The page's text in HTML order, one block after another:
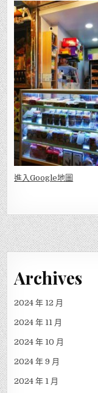
進入Google地圖
Archives
2024 年 12 月
2024 年 11 月
2024 年 10 月
2024 年 9 月
2024 年 1 月